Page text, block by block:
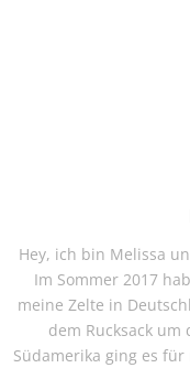
Hey, ich bin Melissa
Im Sommer 2017
meine Zelte in
dem Rucksack
Südamerika ging es